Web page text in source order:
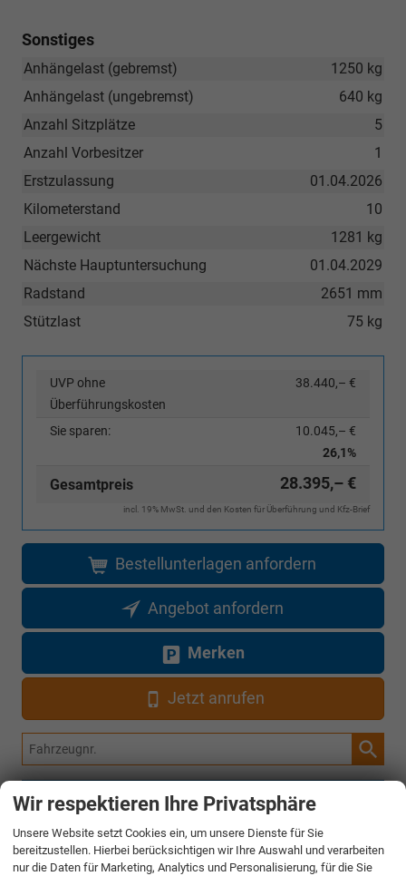
Sonstiges
1250 kg
Anhängelast (gebremst)
640 kg
Anhängelast (ungebremst)
5
Anzahl Sitzplätze
1
Anzahl Vorbesitzer
01.04.2026
Erstzulassung
10
Kilometerstand
1281 kg
Leergewicht
01.04.2029
Nächste Hauptuntersuchung
2651 mm
Radstand
75 kg
Stützlast
UVP ohne
Überführungskosten
38.440,– €
Sie sparen:
10.045,– €
26,1%
Gesamtpreis 28.395,– €
incl. 19% MwSt. und den Kosten für Überführung und Kfz-Brief
Bestellunterlagen anfordern
Angebot anfordern
Merken
Jetzt anrufen
Fahrzeugnr.
Rückruf anfordern
AUDI
Wir respektieren Ihre Privatsphäre
Unsere Website setzt Cookies ein, um unsere Dienste für Sie
bereitzustellen. Hierbei berücksichtigen wir Ihre Auswahl und verarbeiten
nur die Daten für Marketing, Analytics und Personalisierung, für die Sie